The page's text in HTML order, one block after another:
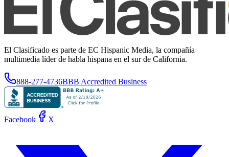
El Clasificado es parte de EC Hispanic Media, la compañía
multimedia líder de habla hispana en el sur de California.
888-277-4736BBB Accredited Business
Facebook X